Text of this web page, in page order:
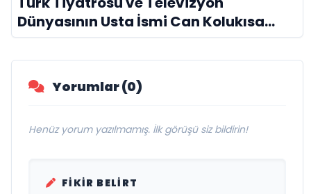
Dünyasının Usta İsmi Can Kolukısa
Hayatını Kaybetti
Yorumlar (0)
Henüz yorum yazılmamış. İlk görüşü siz bildirin!
FIKIR BELIRT